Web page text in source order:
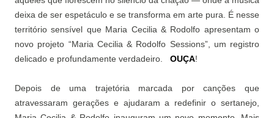
deixa de ser espetáculo e se transforma em arte pura. É nesse
território sensível que Maria Cecilia & Rodolfo apresentam o
novo projeto “Maria Cecilia & Rodolfo Sessions”, um registro
delicado e profundamente verdadeiro. OUÇA!
Depois de uma trajetória marcada por canções que
atravessaram gerações e ajudaram a redefinir o sertanejo,